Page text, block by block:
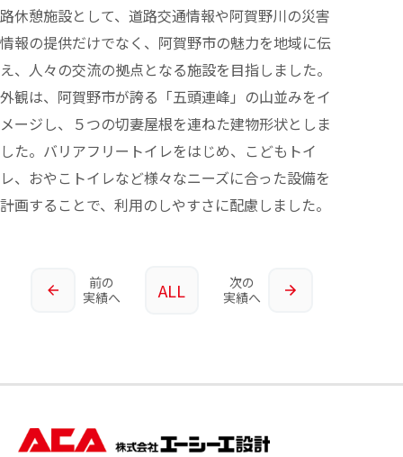
路休憩施設として、道路交通情報や阿賀野川の災害
情報の提供だけでなく、阿賀野市の魅力を地域に伝
え、人々の交流の拠点となる施設を目指しました。
外観は、阿賀野市が誇る「五頭連峰」の山並みをイ
メージし、５つの切妻屋根を連ねた建物形状としま
した。バリアフリートイレをはじめ、こどもトイ
レ、おやこトイレなど様々なニーズに合った設備を
計画することで、利用のしやすさに配慮しました。
前の
実績へ
ALL
次の
実績へ